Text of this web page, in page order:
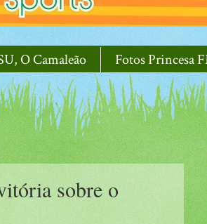
O Camaleão Fotos Princesa
sobre o